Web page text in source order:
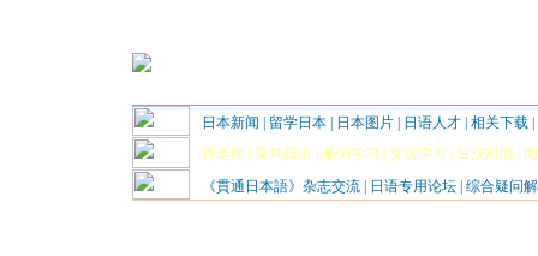
日本新闻 留学日本 日本图片 日语人才 相关下载
肖老师 菜鸟日语 单词学习 文法学习 日汉对照
《貫通日本語》杂志交流
日语专用论坛 综合疑问